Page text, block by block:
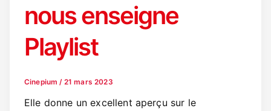
nous enseigne
Playlist
Cinepium/ 21 mars 2023
Elle donne un excellent aperçu sur le